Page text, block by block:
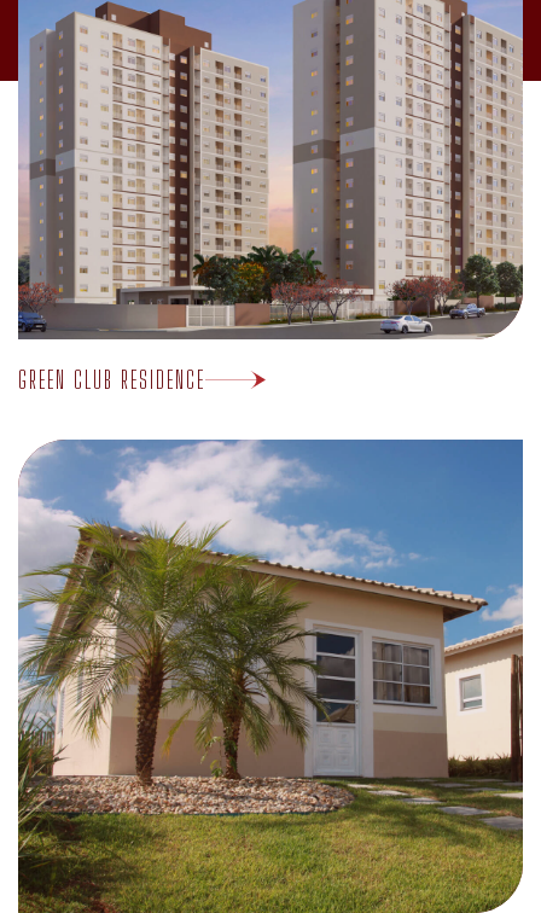
GREEN CLUB RESIDENCE